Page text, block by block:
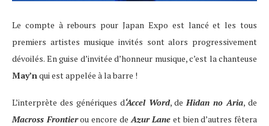
Le compte à rebours pour Japan Expo est lancé et les tous
premiers artistes musique invités sont alors progressivement
dévoilés. En guise d’invitée d’honneur musique, c’est la chanteuse
May’n qui est appelée à la barre !
L’interprète des génériques d‘Accel Word, de Hidan no Aria, de
Macross Frontierou encore de Azur Lane et bien d’autres fêtera